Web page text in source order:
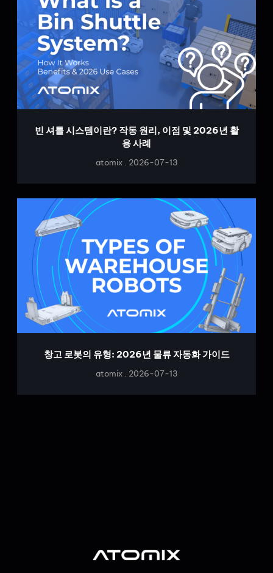
빈 셔틀 시스템이란? 작동 원리, 이점 및 2026년 활
용 사례
atomix 2026-07-13
창고 로봇의 유형: 2026년 물류 자동화 가이드
atomix 2026-07-13